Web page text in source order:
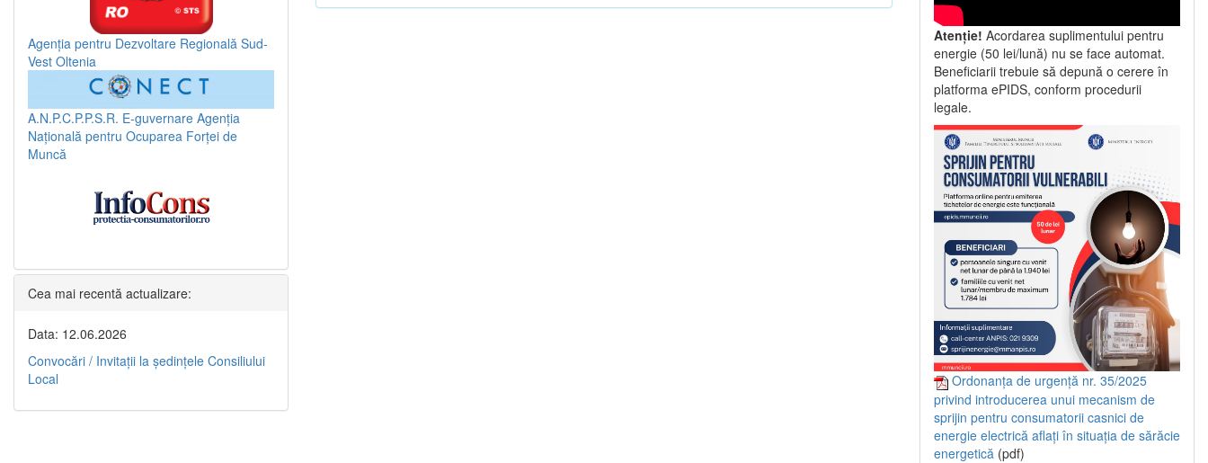
Agenția pentru Dezvoltare Regională Sud-
Vest Oltenia
A.N.P.C.P.P.S.R. E-guvernare Agenția
Națională pentru Ocuparea Forței de
Muncă
Cea mai recentă actualizare:
Data: 12.06.2026
Convocări / Invitaţii la şedinţele Consiliului
Local
Atenție! Acordarea suplimentului pentru
energie (50 lei/lună) nu se face automat.
Beneficiarii trebuie să depună o cerere în
platforma ePIDS, conform procedurii
legale.
Ordonanța de urgență nr. 35/2025
privind introducerea unui mecanism de
sprijin pentru consumatorii casnici de
energie electrică aflați în situația de sărăcie
energetică (pdf)